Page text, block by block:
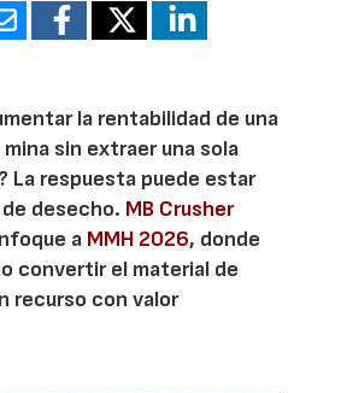
la rentabilidad de una
sin extraer una sola
La respuesta puede estar
desecho. MB Crusher
a MMH 2026, donde
convertir el material de
recurso con valor